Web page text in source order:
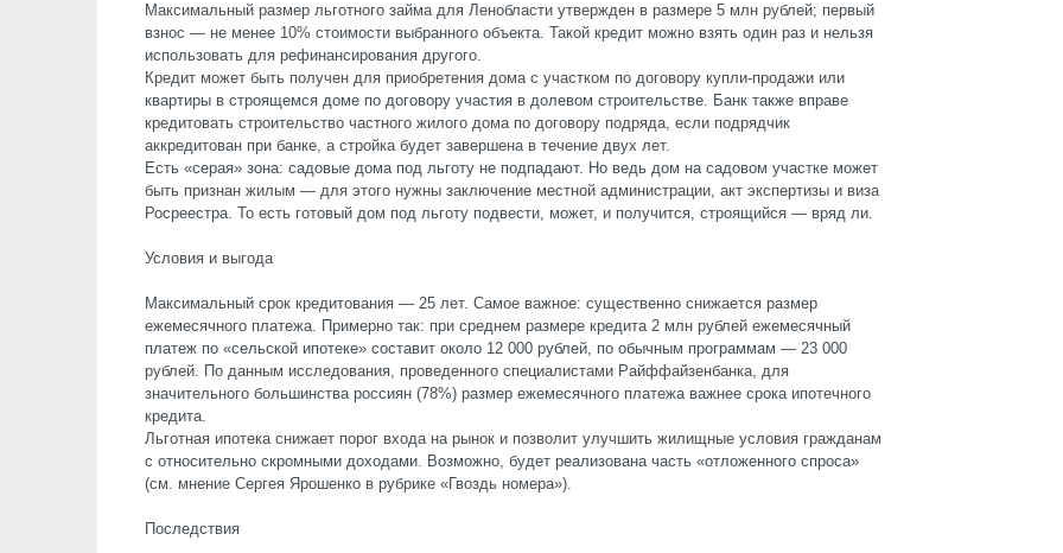
Максимальный размер льготного займа для Ленобласти утвержден в размере 5 млн рублей; первый
взнос — не менее 10% стоимости выбранного объекта. Такой кредит можно взять один раз и нельзя
использовать для рефинансирования другого.
Кредит может быть получен для приобретения дома с участком по договору купли-продажи или
квартиры в строящемся доме по договору участия в долевом строительстве. Банк также вправе
кредитовать строительство частного жилого дома по договору подряда, если подрядчик
аккредитован при банке, а стройка будет завершена в течение двух лет.
Есть «серая» зона: садовые дома под льготу не подпадают. Но ведь дом на садовом участке может
быть признан жилым — для этого нужны заключение местной администрации, акт экспертизы и виза
Росреестра. То есть готовый дом под льготу подвести, может, и получится, строящийся — вряд ли.
Условия и выгода
Максимальный срок кредитования — 25 лет. Самое важное: существенно снижается размер
ежемесячного платежа. Примерно так: при среднем размере кредита 2 млн рублей ежемесячный
платеж по «сельской ипотеке» составит около 12 000 рублей, по обычным программам — 23 000
рублей. По данным исследования, проведенного специалистами Райффайзенбанка, для
значительного большинства россиян (78%) размер ежемесячного платежа важнее срока ипотечного
кредита.
Льготная ипотека снижает порог входа на рынок и позволит улучшить жилищные условия гражданам
с относительно скромными доходами. Возможно, будет реализована часть «отложенного спроса»
(см. мнение Сергея Ярошенко в рубрике «Гвоздь номера»).
Последствия